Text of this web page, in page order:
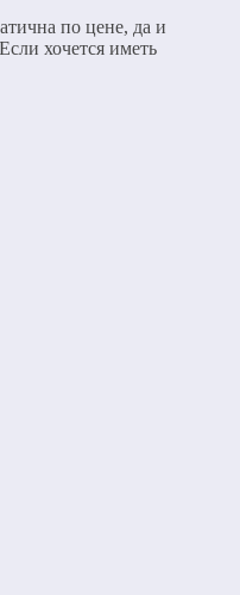
по цене, да и
хочется иметь